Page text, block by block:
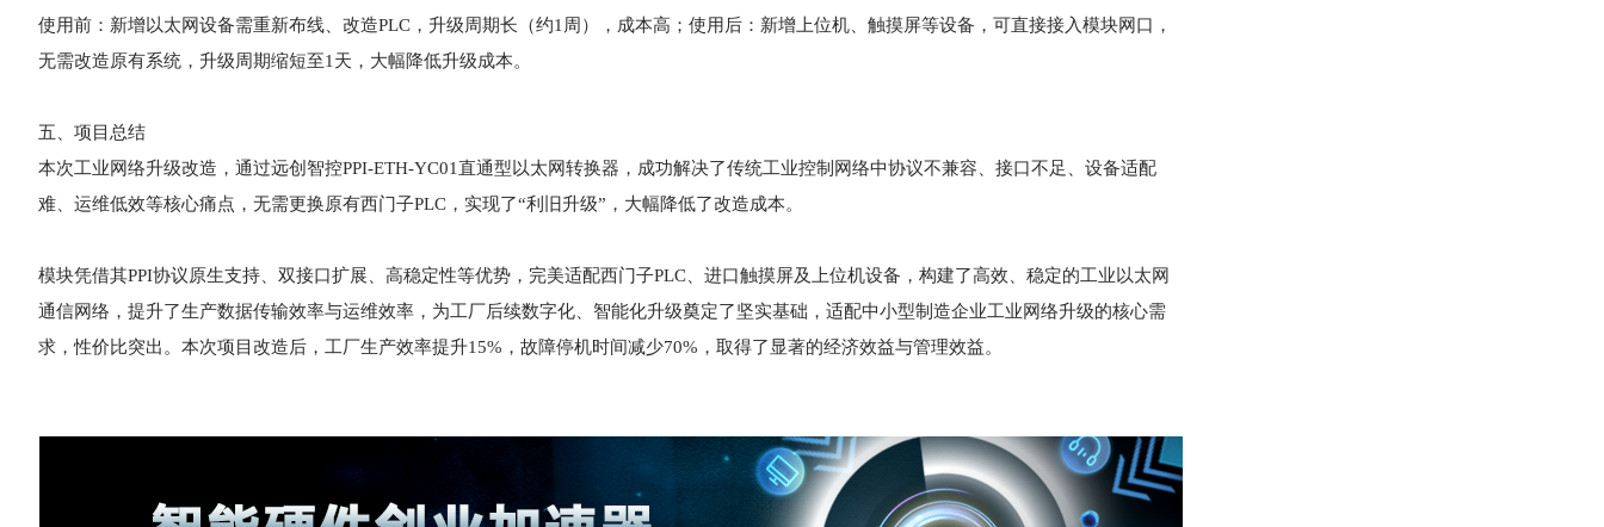
使用前：新增以太网设备需重新布线、改造PLC，升级周期长（约1周），成本高；使用后：新增上位机、触摸屏等设备，可直接接入模块网口，
无需改造原有系统，升级周期缩短至1天，大幅降低升级成本。
五、项目总结
本次工业网络升级改造，通过远创智控PPI-ETH-YC01直通型以太网转换器，成功解决了传统工业控制网络中协议不兼容、接口不足、设备适配
难、运维低效等核心痛点，无需更换原有西门子PLC，实现了“利旧升级”，大幅降低了改造成本。
模块凭借其PPI协议原生支持、双接口扩展、高稳定性等优势，完美适配西门子PLC、进口触摸屏及上位机设备，构建了高效、稳定的工业以太网
通信网络，提升了生产数据传输效率与运维效率，为工厂后续数字化、智能化升级奠定了坚实基础，适配中小型制造企业工业网络升级的核心需
求，性价比突出。本次项目改造后，工厂生产效率提升15%，故障停机时间减少70%，取得了显著的经济效益与管理效益。